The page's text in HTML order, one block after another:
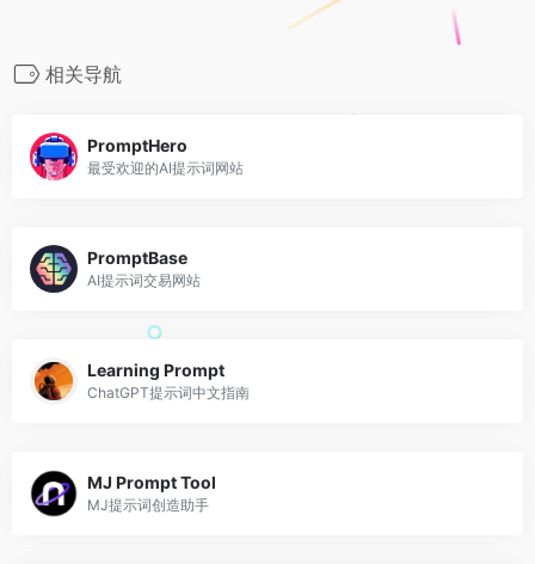
相关导航
PromptHero
最受欢迎的AI提示词网站
PromptBase
AI提示词交易网站
Learning Prompt
ChatGPT提示词中文指南
MJ Prompt Tool
MJ提示词创造助手